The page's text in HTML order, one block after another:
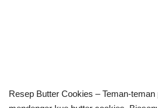
Resep Butter Cookies – Teman-